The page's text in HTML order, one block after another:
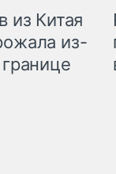
из Китая
из-